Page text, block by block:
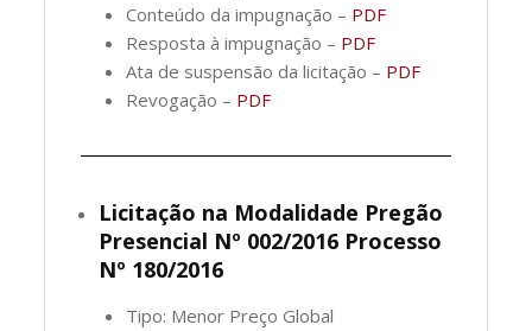
Conteúdo da impugnação – PDF
Resposta à impugnação – PDF
Ata de suspensão da licitação – PDF
Revogação – PDF
Licitação na Modalidade Pregão
Presencial Nº 002/2016 Processo
Nº 180/2016
Tipo: Menor Preço Global